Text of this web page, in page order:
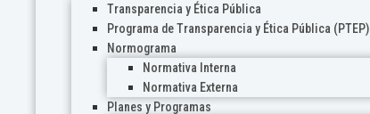
Transparencia y Ética Pública
Programa de Transparencia y Ética Pública (PTEP)
Normograma
Normativa Interna
Normativa Externa
Planes y Programas